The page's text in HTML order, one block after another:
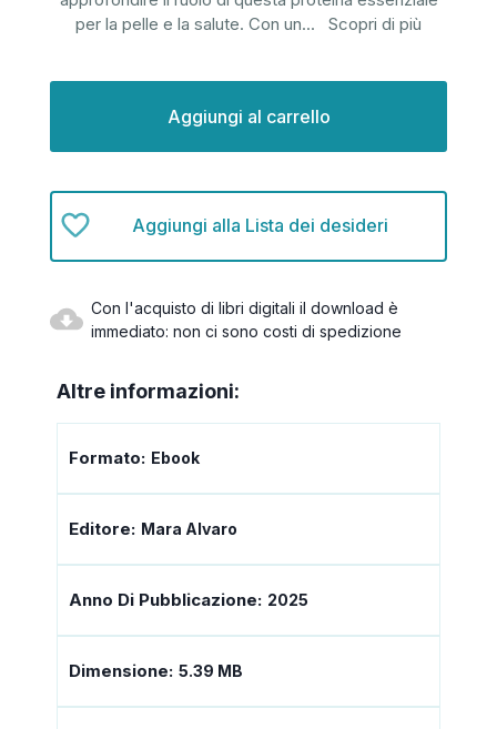
per la pelle e la salute. Con un... Scopri di più
Aggiungi alla Lista dei desideri
Con l'acquisto di libri digitali il download è
immediato: non ci sono costi di spedizione
Altre informazioni:
Formato: Ebook
Editore: Mara Alvaro
Anno Di Pubblicazione: 2025
Dimensione: 5.39 MB